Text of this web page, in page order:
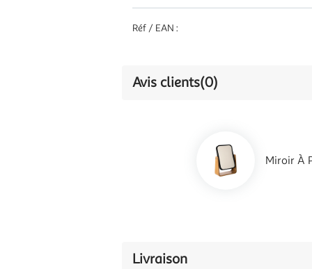
Réf / EAN :
Avis clients(0)
Miroir À
Livraison